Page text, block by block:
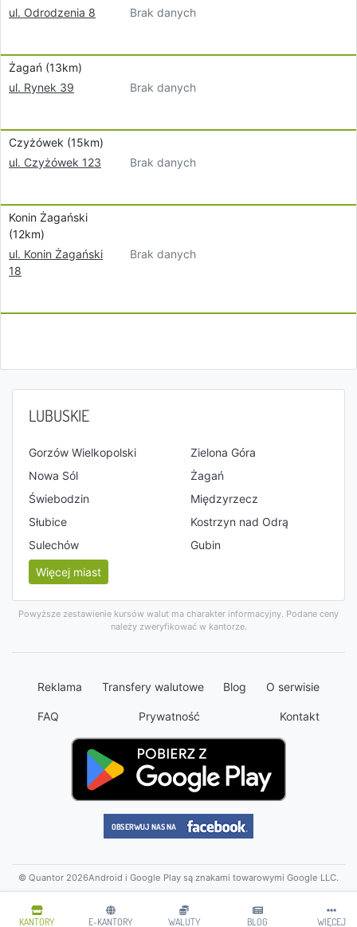
KANTORY E-KANTORY WALUTY BLOG WIĘCEJ
ul. Odrodzenia 8
Brak danych
Żagań (13km)
ul. Rynek 39
Brak danych
Czyżówek (15km)
ul. Czyżówek 123
Brak danych
Konin Żagański
(12km)
ul. Konin Żagański
18
Brak danych
LUBUSKIE
Gorzów Wielkopolski
Zielona Góra
Nowa Sól
Żagań
Świebodzin
Międzyrzecz
Słubice
Kostrzyn nad Odrą
Sulechów
Gubin
Więcej miast
Powyższe zestawienie kursów walut ma charakter informacyjny. Podane ceny
należy zweryfikować w kantorze.
Reklama Transfery walutowe Blog O serwisie
FAQ Prywatność Kontakt
© Quantor 2026Android i Google Play są znakami towarowymi Google LLC.